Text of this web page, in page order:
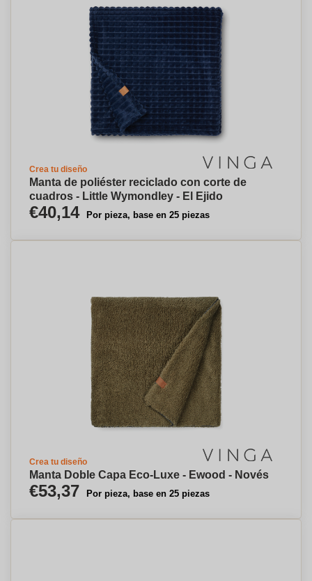
Crea tu diseño
Manta de poliéster reciclado con corte de
cuadros - Little Wymondley - El Ejido
€40,14 Por pieza, base en 25 piezas
Crea tu diseño
Manta Doble Capa Eco-Luxe - Ewood - Novés
€53,37 Por pieza, base en 25 piezas